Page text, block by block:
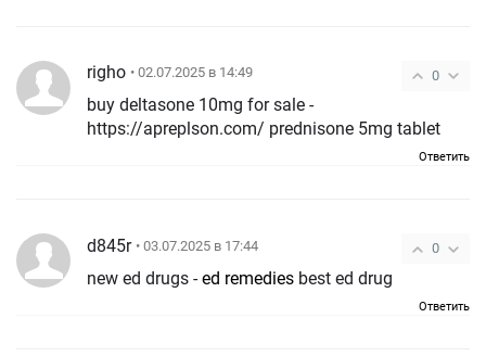
0
righo • 02.07.2025 в 14:49
buy deltasone 10mg for sale -
https://apreplson.com/ prednisone 5mg tablet
Ответить
0
d845r • 03.07.2025 в 17:44
new ed drugs -ed remedies best ed drug
Ответить